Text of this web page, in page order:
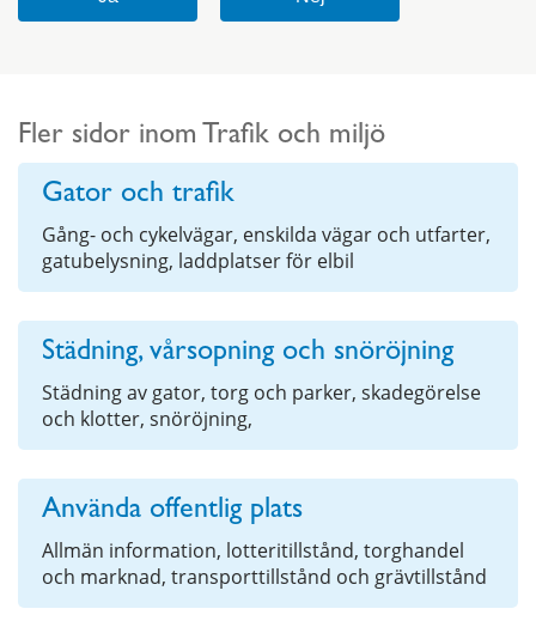
Fler sidor inom Trafik och miljö
Gator och trafik
Gång- och cykelvägar, enskilda vägar och utfarter,
gatubelysning, laddplatser för elbil
Städning, vårsopning och snöröjning
Städning av gator, torg och parker, skadegörelse
och klotter, snöröjning,
Använda offentlig plats
Allmän information, lotteritillstånd, torghandel
och marknad, transporttillstånd och grävtillstånd